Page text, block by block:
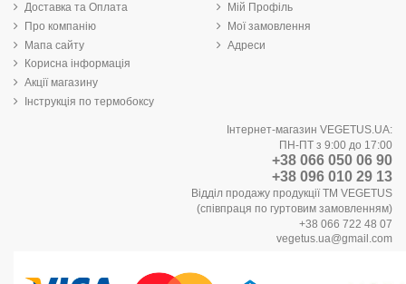
Доставка та Оплата
Про компанію
Мапа сайту
Корисна інформація
Акції магазину
Інструкція по термобоксу
Мій Профіль
Мої замовлення
Адреси
Інтернет-магазин VEGETUS.UA:
ПН-ПТ з 9:00 до 17:00
+38 066 050 06 90
+38 096 010 29 13
Відділ продажу продукції ТМ VEGETUS
(співпраця по гуртовим замовленням)
+38 066 722 48 07
vegetus.ua@gmail.com